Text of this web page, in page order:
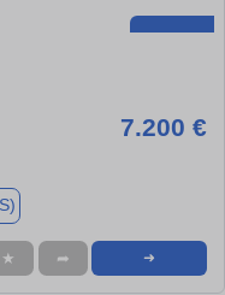
7.200 €
★ ➦ ➜